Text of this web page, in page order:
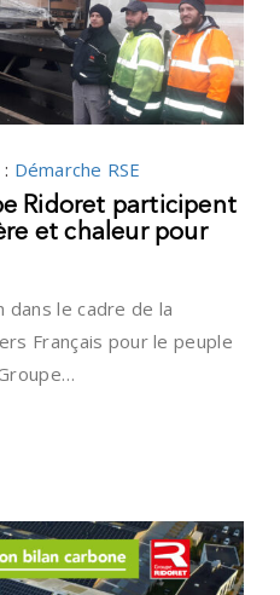
Démarche RSE
Ridoret participent
et chaleur pour
dans le cadre de la
Français pour le peuple